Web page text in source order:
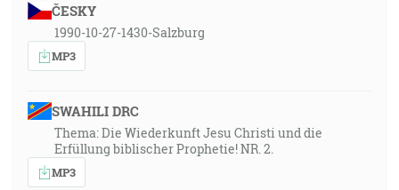
ČESKY
1990-10-27-1430-Salzburg
MP3
SWAHILI DRC
Thema: Die Wiederkunft Jesu Christi und die
Erfüllung biblischer Prophetie! NR. 2.
MP3